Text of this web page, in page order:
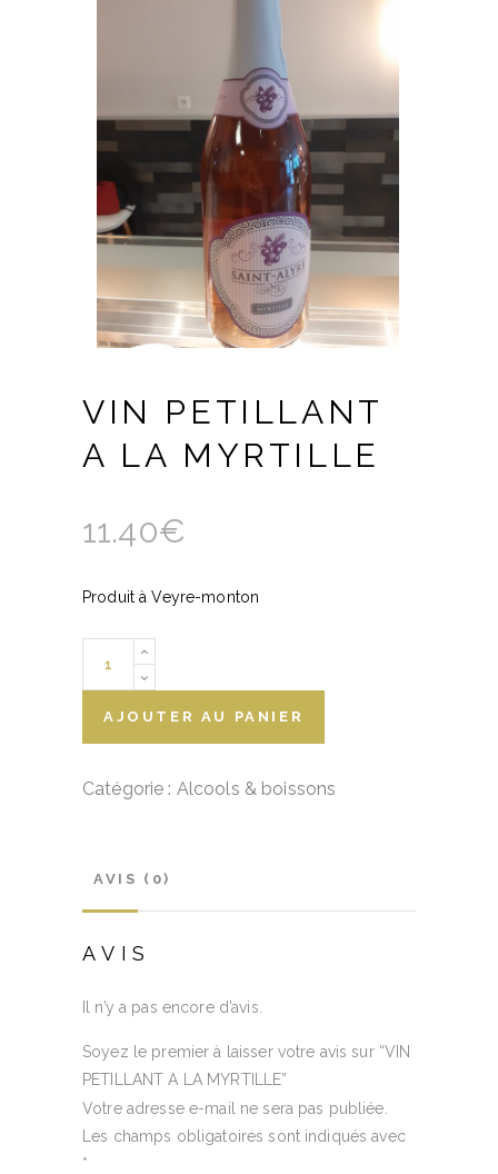
VIN PETILLANT
A LA MYRTILLE
11.40€
Produit à Veyre-monton
PETILLANT
quantity
AJOUTER AU PANIER
Catégorie : Alcools & boissons
AVIS (0)
AVIS
Il n’y a pas encore d’avis.
Soyez le premier à laisser votre avis sur “VIN
PETILLANT A LA MYRTILLE”
Votre adresse e-mail ne sera pas publiée.
Les champs obligatoires sont indiqués avec
*